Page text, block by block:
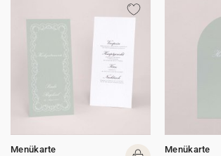
Menükarte
Menükarte